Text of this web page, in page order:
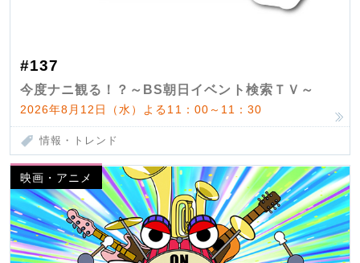
#137
今度ナニ観る！？～BS朝日イベント検索ＴＶ～
2026年8月12日（水）よる11：00～11：30
情報・トレンド
映画・アニメ